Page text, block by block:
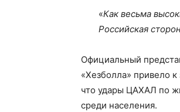
«Как весьма
Российская
Официальный
«Хезболла» привело
что удары ЦАХАЛ по
среди населения.